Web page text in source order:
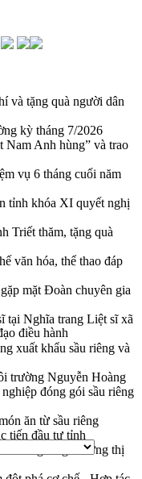
và tặng quà người dân
kỳ tháng 7/2026
Nam Anh hùng” và trao
vụ 6 tháng cuối năm
tỉnh khóa XI quyết nghị
Triết thăm, tặng quà
văn hóa, thể thao đáp
mặt Đoàn chuyên gia
tại Nghĩa trang Liệt sĩ xã
xuất khẩu sầu riêng và
trường Nguyễn Hoàng
đóng gói sầu riêng
ăn từ sầu riêng
tiến đầu tư tỉnh
ứng để giữ vững thị
điều hành